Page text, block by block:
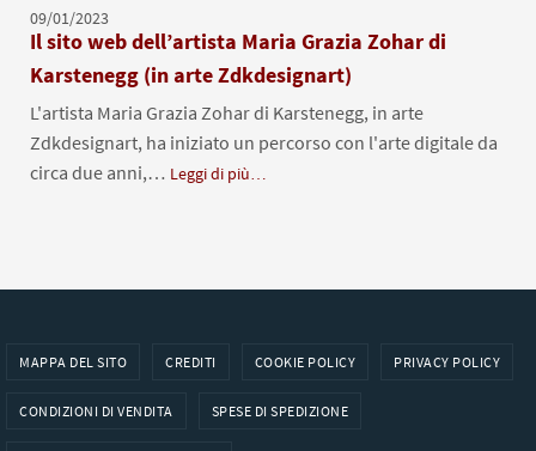
09/01/2023
Il sito web dell’artista Maria Grazia Zohar di
Karstenegg (in arte Zdkdesignart)
L'artista Maria Grazia Zohar di Karstenegg, in arte
Zdkdesignart, ha iniziato un percorso con l'arte digitale da
circa due anni,… Leggi di più…
MAPPA DEL SITO CREDITI COOKIE POLICY PRIVACY POLICY
CONDIZIONI DI VENDITA SPESE DI SPEDIZIONE